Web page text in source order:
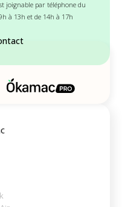
joignable par téléphone du
à 13h et de 14h à 17h